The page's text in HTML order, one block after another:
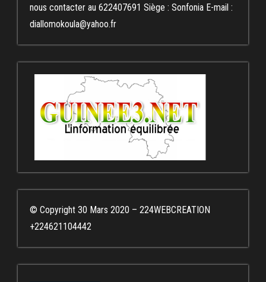
nous contacter au 622407691 Siège : Sonfonia E-mail :
diallomokoula@yahoo.fr
© Copyright 30 Mars 2020 – 224WEBCREATION
+224621104442